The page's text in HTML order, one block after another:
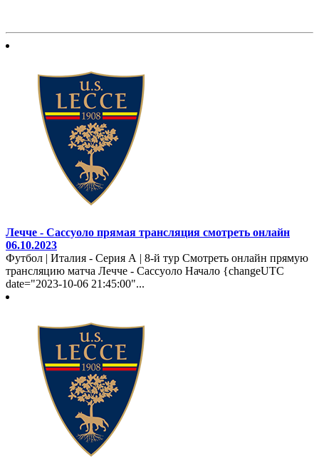
Лечче - Сассуоло прямая трансляция смотреть онлайн
06.10.2023
Футбол | Италия - Серия А | 8-й тур Смотреть онлайн прямую
трансляцию матча Лечче - Сассуоло Начало {changeUTC
date="2023-10-06 21:45:00"...